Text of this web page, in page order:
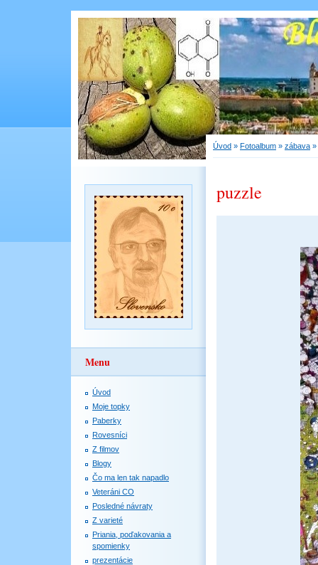
Menu
Úvod
Moje topky
Paberky
Rovesníci
Z filmov
Blogy
Čo ma len tak napadlo
Veteráni CO
Posledné návraty
Z varieté
Priania, poďakovania a
spomienky
prezentácie
Úvod » Fotoalbum » zábava »
puzzle